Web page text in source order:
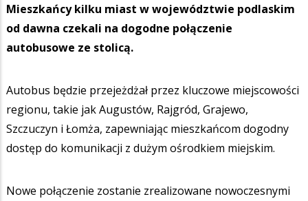
Mieszkańcy kilku miast w województwie podlaskim
od dawna czekali na dogodne połączenie
autobusowe ze stolicą.
Autobus będzie przejeżdżał przez kluczowe miejscowości
regionu, takie jak Augustów, Rajgród, Grajewo,
Szczuczyn i Łomża, zapewniając mieszkańcom dogodny
dostęp do komunikacji z dużym ośrodkiem miejskim.
Nowe połączenie zostanie zrealizowane nowoczesnymi